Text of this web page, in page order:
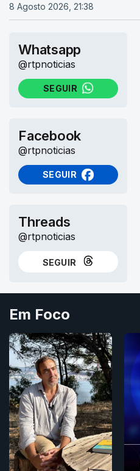
8 Agosto 2026, 21:38
Whatsapp
@rtpnoticias
SEGUIR
NO WHATSAPP
Facebook
@rtpnoticias
SEGUIR
NO FACEBOOK
Threads
@rtpnoticias
SEGUIR
NO THREADS
Em Foco